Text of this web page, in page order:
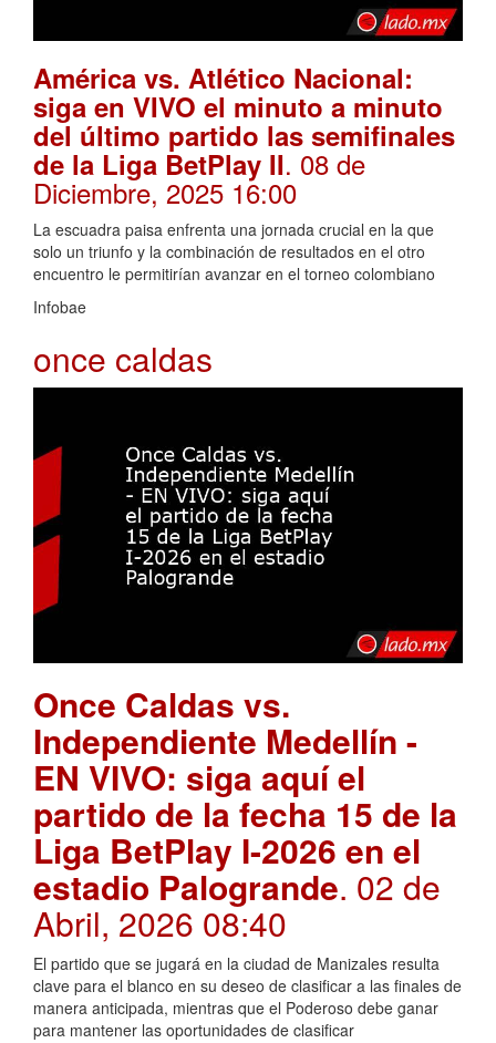
América vs. Atlético Nacional:
siga en VIVO el minuto a minuto
del último partido las semifinales
de la Liga BetPlay II. 08 de
Diciembre, 2025 16:00
La escuadra paisa enfrenta una jornada crucial en la que
solo un triunfo y la combinación de resultados en el otro
encuentro le permitirían avanzar en el torneo colombiano
Infobae
once caldas
Once Caldas vs.
Independiente Medellín -
EN VIVO: siga aquí el
partido de la fecha 15 de la
Liga BetPlay I-2026 en el
estadio Palogrande. 02 de
Abril, 2026 08:40
El partido que se jugará en la ciudad de Manizales resulta
clave para el blanco en su deseo de clasificar a las finales de
manera anticipada, mientras que el Poderoso debe ganar
para mantener las oportunidades de clasificar